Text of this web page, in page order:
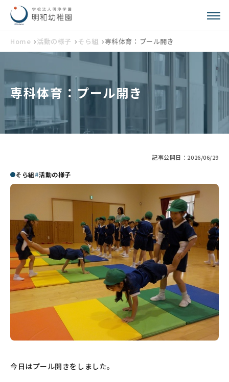
Home 活動の様子 そら組 専科体育：プール開き
専科体育：プール開き
記事公開日： 2026/06/29
そら組 活動の様子
今日はプール開きをしました。